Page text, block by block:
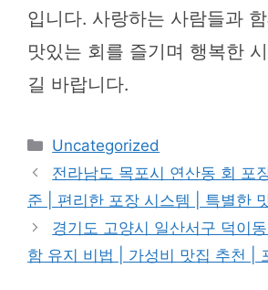
입니다. 사랑하는 사람들과
맛있는 회를 즐기며 행복한
길 바랍니다.
카
테
리
Uncategorized
전라남도 목포시 연산동 회 포
준 | 편리한 포장 시스템 | 특별한
경기도 고양시 일산서구 덕이
함 유지 비법 | 가성비 맛집 추천 |